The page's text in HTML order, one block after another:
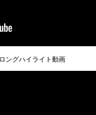
ングハイライト動画